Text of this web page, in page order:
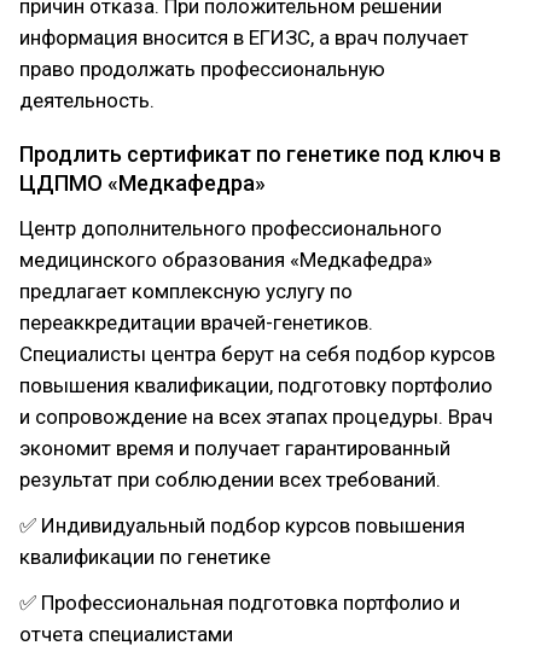
причин отказа. При положительном решении
информация вносится в ЕГИЗС, а врач получает
право продолжать профессиональную
деятельность.
Продлить сертификат по генетике под ключ в
ЦДПМО «Медкафедра»
Центр дополнительного профессионального
медицинского образования «Медкафедра»
предлагает комплексную услугу по
переаккредитации врачей-генетиков.
Специалисты центра берут на себя подбор курсов
повышения квалификации, подготовку портфолио
и сопровождение на всех этапах процедуры. Врач
экономит время и получает гарантированный
результат при соблюдении всех требований.
✅ Индивидуальный подбор курсов повышения
квалификации по генетике
✅ Профессиональная подготовка портфолио и
отчета специалистами